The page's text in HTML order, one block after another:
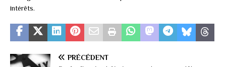
intérêts.
PRÉCÉDENT